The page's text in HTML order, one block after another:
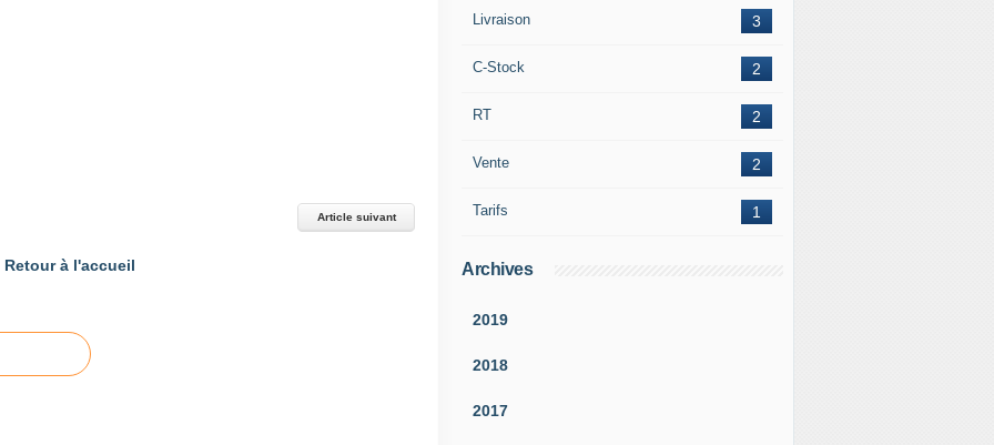
Article suivant
Retour à l'accueil
3
Livraison
2
C-Stock
2
RT
2
Vente
1
Tarifs
Archives
2019
2018
2017